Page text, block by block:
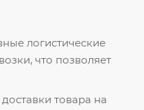
логистические
что позволяет
товара на